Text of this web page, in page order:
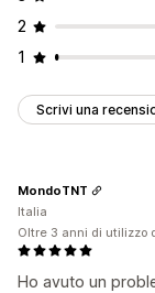
2
1
Scrivi una
Ho avuto un
MondoTNT
Italia
Oltre 3 anni di utilizzo